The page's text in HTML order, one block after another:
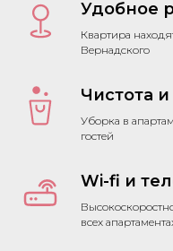
Удобное
Квартира
Вернадского
Чистота
Уборка в
гостей
Wi-fi и
всех